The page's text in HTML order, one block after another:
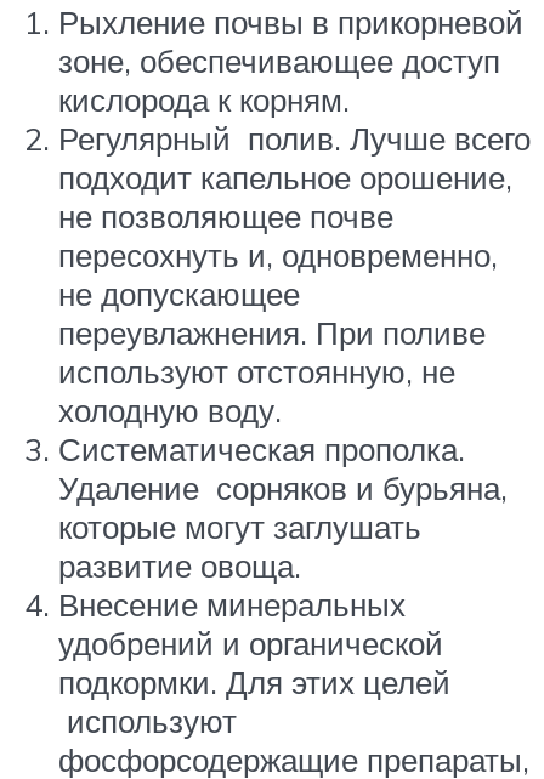
Рыхление почвы в прикорневой
зоне, обеспечивающее доступ
кислорода к корням.
Регулярный полив. Лучше всего
подходит капельное орошение,
не позволяющее почве
пересохнуть и, одновременно,
не допускающее
переувлажнения. При поливе
используют отстоянную, не
холодную воду.
Систематическая прополка.
Удаление сорняков и бурьяна,
которые могут заглушать
развитие овоща.
Внесение минеральных
удобрений и органической
подкормки. Для этих целей
используют
фосфорсодержащие препараты,